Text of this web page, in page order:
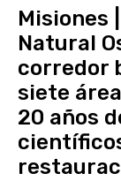
Misiones
Natural
corredor
siete
20 años